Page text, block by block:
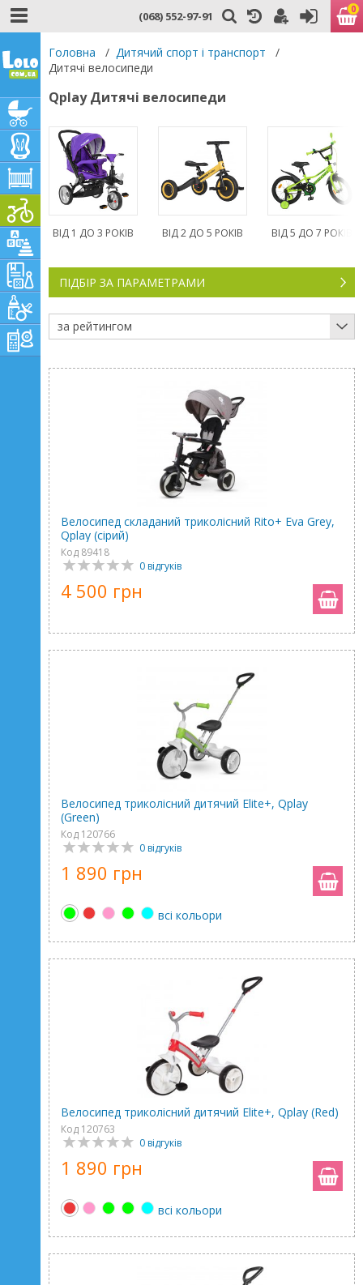
(068) 552-97-91 0
Головна / Дитячий спорт і транспорт
/
Дитячі велосипеди
Qplay Дитячі велосипеди
ВІД 1 ДО 3 РОКІВ ВІД 2 ДО 5 РОКІВ ВІД 5 ДО 7 РОКІВ
ПІДБІР ЗА ПАРАМЕТРАМИ
за рейтингом
Велосипед складаний триколісний Rito+ Eva Grey,
Qplay (сірий)
Код 89418
0 відгуків
4 500 грн
Велосипед триколісний дитячий Elite+, Qplay
(Green)
Код 120766
0 відгуків
1 890 грн
всі кольори
Велосипед триколісний дитячий Elite+, Qplay (Red)
Код 120763
0 відгуків
1 890 грн
всі кольори